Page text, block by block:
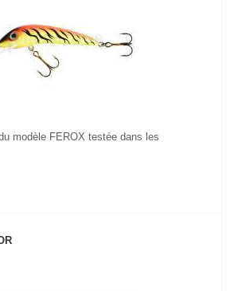
modèle FEROX testée dans les